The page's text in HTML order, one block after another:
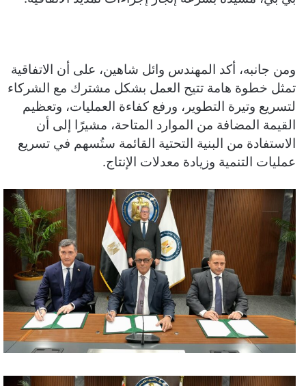
ومن جانبه، أكد المهندس وائل شاهين، على أن الاتفاقية
تمثل خطوة هامة تتيح العمل بشكل مشترك مع الشركاء
لتسريع وتيرة التطوير، ورفع كفاءة العمليات، وتعظيم
القيمة المضافة من الموارد المتاحة، مشيرًا إلى أن
الاستفادة من البنية التحتية القائمة ستُسهم في تسريع
عمليات التنمية وزيادة معدلات الإنتاج.